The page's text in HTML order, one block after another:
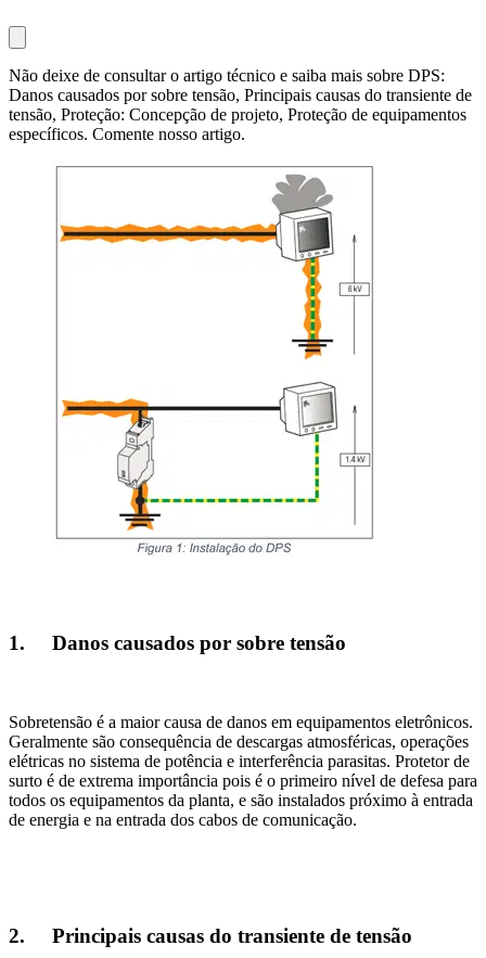
Não deixe de consultar o artigo técnico e saiba mais sobre DPS:
Danos causados por sobre tensão, Principais causas do transiente de
tensão, Proteção: Concepção de projeto, Proteção de equipamentos
específicos. Comente nosso artigo.
1. Danos causados por sobre tensão
Sobretensão é a maior causa de danos em equipamentos eletrônicos.
Geralmente são consequência de descargas atmosféricas, operações
elétricas no sistema de potência e interferência parasitas. Protetor de
surto é de extrema importância pois é o primeiro nível de defesa para
todos os equipamentos da planta, e são instalados próximo à entrada
de energia e na entrada dos cabos de comunicação.
2. Principais causas do transiente de tensão